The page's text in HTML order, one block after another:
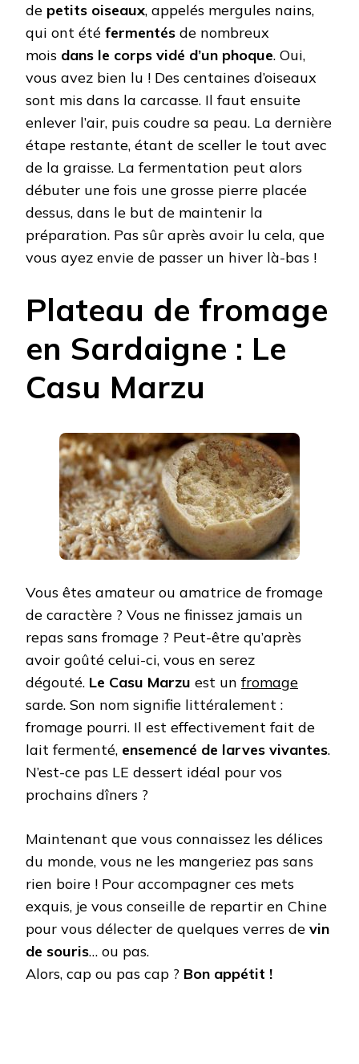
de petits oiseaux, appelés mergules nains,
qui ont été fermentés de nombreux
mois dans le corps vidé d’un phoque. Oui,
vous avez bien lu ! Des centaines d’oiseaux
sont mis dans la carcasse. Il faut ensuite
enlever l’air, puis coudre sa peau. La dernière
étape restante, étant de sceller le tout avec
de la graisse. La fermentation peut alors
débuter une fois une grosse pierre placée
dessus, dans le but de maintenir la
préparation. Pas sûr après avoir lu cela, que
vous ayez envie de passer un hiver là-bas !
Plateau de fromage
en Sardaigne : Le
Casu Marzu
Vous êtes amateur ou amatrice de fromage
de caractère ? Vous ne finissez jamais un
repas sans fromage ? Peut-être qu’après
avoir goûté celui-ci, vous en serez
dégouté. Le Casu Marzu est unfromage
sarde. Son nom signifie littéralement :
fromage pourri. Il est effectivement fait de
lait fermenté, ensemencé de larves vivantes.
N’est-ce pas LE dessert idéal pour vos
prochains dîners ?
Maintenant que vous connaissez les délices
du monde, vous ne les mangeriez pas sans
rien boire ! Pour accompagner ces mets
exquis, je vous conseille de repartir en Chine
pour vous délecter de quelques verres de vin
de souris… ou pas.
Alors, cap ou pas cap ? Bon appétit !